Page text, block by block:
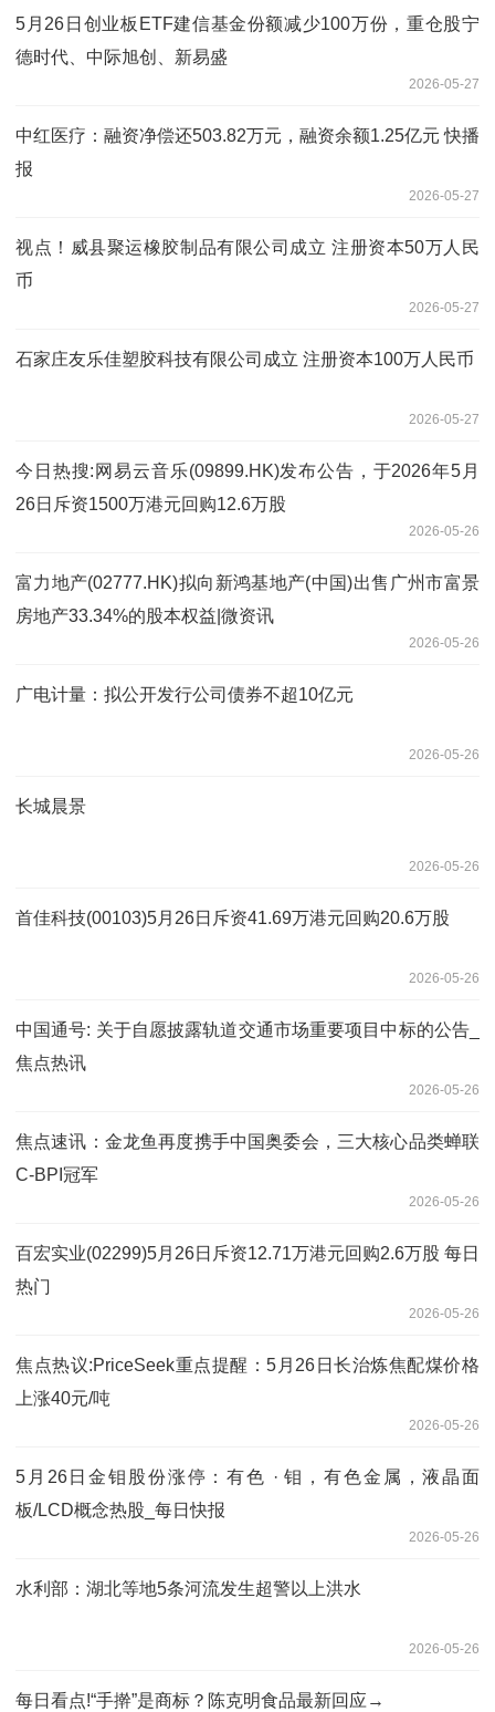
5月26日创业板ETF建信基金份额减少100万份，重仓股宁
德时代、中际旭创、新易盛
2026-05-27
中红医疗：融资净偿还503.82万元，融资余额1.25亿元 快播
报
2026-05-27
视点！威县聚运橡胶制品有限公司成立 注册资本50万人民
币
2026-05-27
石家庄友乐佳塑胶科技有限公司成立 注册资本100万人民币
2026-05-27
今日热搜:网易云音乐(09899.HK)发布公告，于2026年5月
26日斥资1500万港元回购12.6万股
2026-05-26
富力地产(02777.HK)拟向新鸿基地产(中国)出售广州市富景
房地产33.34%的股本权益|微资讯
2026-05-26
广电计量：拟公开发行公司债券不超10亿元
2026-05-26
长城晨景
2026-05-26
首佳科技(00103)5月26日斥资41.69万港元回购20.6万股
2026-05-26
中国通号: 关于自愿披露轨道交通市场重要项目中标的公告_
焦点热讯
2026-05-26
焦点速讯：金龙鱼再度携手中国奥委会，三大核心品类蝉联
C-BPI冠军
2026-05-26
百宏实业(02299)5月26日斥资12.71万港元回购2.6万股 每日
热门
2026-05-26
焦点热议:PriceSeek重点提醒：5月26日长治炼焦配煤价格
上涨40元/吨
2026-05-26
5月26日金钼股份涨停：有色 · 钼，有色金属，液晶面
板/LCD概念热股_每日快报
2026-05-26
水利部：湖北等地5条河流发生超警以上洪水
2026-05-26
每日看点!“手擀”是商标？陈克明食品最新回应→